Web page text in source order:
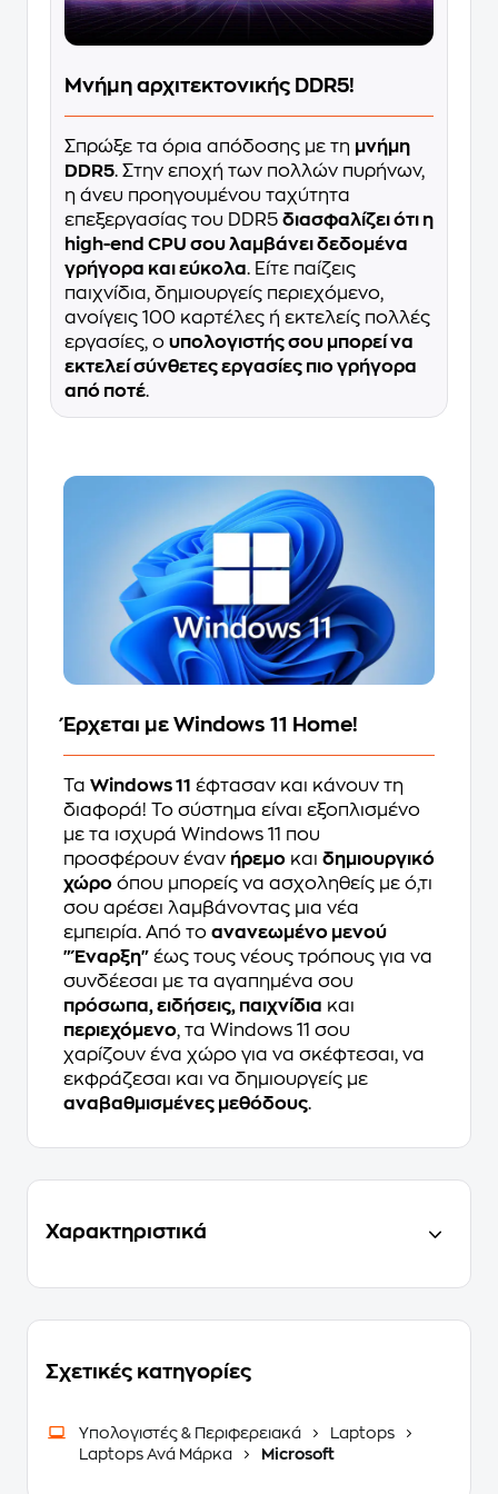
Μνήμη αρχιτεκτονικής DDR5!
Σπρώξε τα όρια απόδοσης με τη μνήμη
DDR5. Στην εποχή των πολλών πυρήνων,
η άνευ προηγουμένου ταχύτητα
επεξεργασίας του DDR5 διασφαλίζει ότι η
high-end CPU σου λαμβάνει δεδομένα
γρήγορα και εύκολα. Είτε παίζεις
παιχνίδια, δημιουργείς περιεχόμενο,
ανοίγεις 100 καρτέλες ή εκτελείς πολλές
εργασίες, ο υπολογιστής σου μπορεί να
εκτελεί σύνθετες εργασίες πιο γρήγορα
από ποτέ.
Έρχεται με Windows 11 Home!
Τα Windows 11 έφτασαν και κάνουν τη
διαφορά! Το σύστημα είναι εξοπλισμένο
με τα ισχυρά Windows 11 που
προσφέρουν έναν ήρεμο και δημιουργικό
χώρο όπου μπορείς να ασχοληθείς με ό,τι
σου αρέσει λαμβάνοντας μια νέα
εμπειρία. Από το ανανεωμένο μενού
"Έναρξη" έως τους νέους τρόπους για να
συνδέεσαι με τα αγαπημένα σου
πρόσωπα, ειδήσεις, παιχνίδια και
περιεχόμενο, τα Windows 11 σου
χαρίζουν ένα χώρο για να σκέφτεσαι, να
εκφράζεσαι και να δημιουργείς με
αναβαθμισμένες μεθόδους.
Χαρακτηριστικά
Σχετικές κατηγορίες
Υπολογιστές & Περιφερειακά
Laptops
Laptops Ανά Μάρκα
Microsoft